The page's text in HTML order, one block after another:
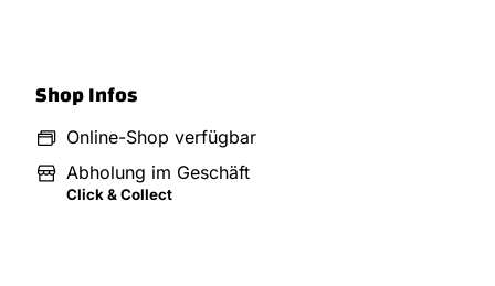
Shop Infos
Online-Shop verfügbar
Abholung im Geschäft
Click & Collect